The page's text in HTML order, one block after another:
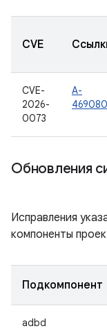
CVE
CVE-
2026-
0073
A-
Обновления
Исправления
компоненты
Подкомпонент
adbd